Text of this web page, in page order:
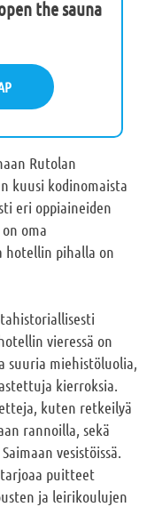
the sauna
Rutolan
kuusi kodinomaista
eri oppiaineiden
oma
hotellin pihalla on
vieressä on
suuria miehistöluolia,
kierroksia.
kuten retkeilyä
rannoilla, sekä
vesistöissä.
puitteet
ja leirikoulujen